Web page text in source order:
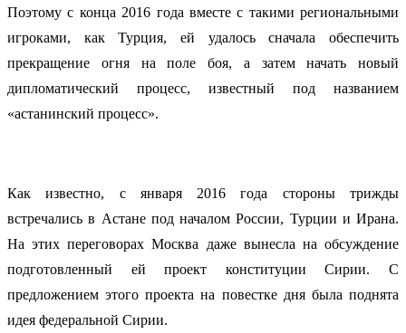
Поэтому с конца 2016 года вместе с такими региональными
игроками, как Турция, ей удалось сначала обеспечить
прекращение огня на поле боя, а затем начать новый
дипломатический процесс, известный под названием
«астанинский процесс».
Как известно, с января 2016 года стороны трижды
встречались в Астане под началом России, Турции и Ирана.
На этих переговорах Москва даже вынесла на обсуждение
подготовленный ей проект конституции Сирии. С
предложением этого проекта на повестке дня была поднята
идея федеральной Сирии.